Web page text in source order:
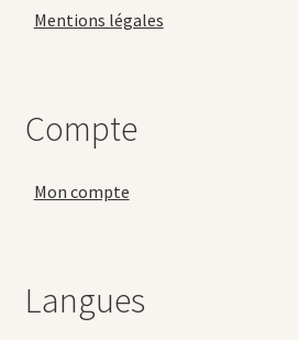
Mentions légales
Compte
Mon compte
Langues